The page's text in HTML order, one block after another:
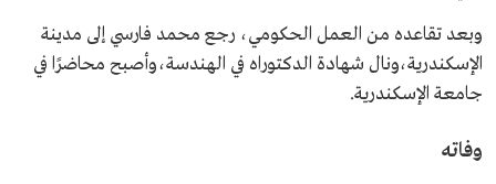
وبعد تقاعده من العمل الحكومي، رجع محمد فارسي إلى مدينة
الإسكندرية،ونال شهادة الدكتوراه في الهندسة،وأصبح محاضرًا في
جامعة الإسكندرية.
وفاته